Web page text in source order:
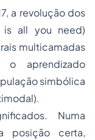
a revolução dos
is all you need)
multicamadas
aprendizado
simbólica
Numa
posição certa,